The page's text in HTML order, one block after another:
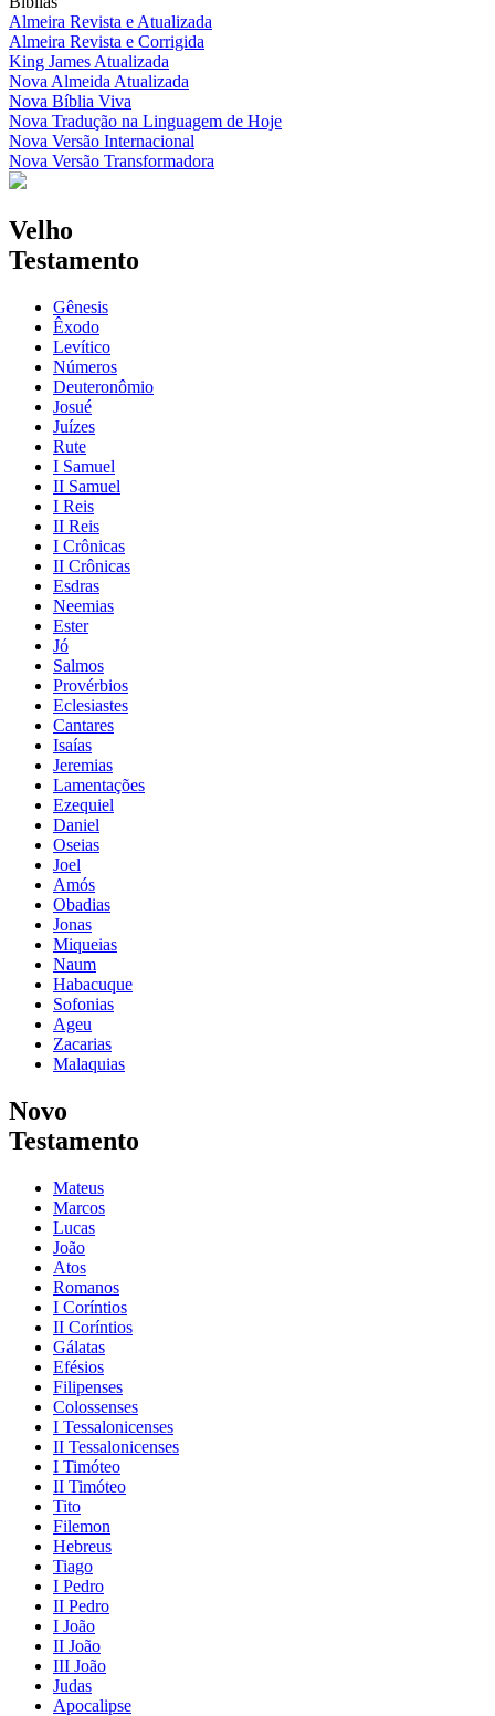
Almeira Revista e Atualizada
Almeira Revista e Corrigida
King James Atualizada
Nova Almeida Atualizada
Nova Bíblia Viva
Nova Tradução na Linguagem de Hoje
Nova Versão Internacional
Nova Versão Transformadora
Velho
Testamento
Gênesis
Êxodo
Levítico
Números
Deuteronômio
Josué
Juízes
Rute
I Samuel
II Samuel
I Reis
II Reis
I Crônicas
II Crônicas
Esdras
Neemias
Ester
Jó
Salmos
Provérbios
Eclesiastes
Cantares
Isaías
Jeremias
Lamentações
Ezequiel
Daniel
Oseias
Joel
Amós
Obadias
Jonas
Miqueias
Naum
Habacuque
Sofonias
Ageu
Zacarias
Malaquias
Novo
Testamento
Mateus
Marcos
Lucas
João
Atos
Romanos
I Coríntios
II Coríntios
Gálatas
Efésios
Filipenses
Colossenses
I Tessalonicenses
II Tessalonicenses
I Timóteo
II Timóteo
Tito
Filemon
Hebreus
Tiago
I Pedro
II Pedro
I João
II João
III João
Judas
Apocalipse